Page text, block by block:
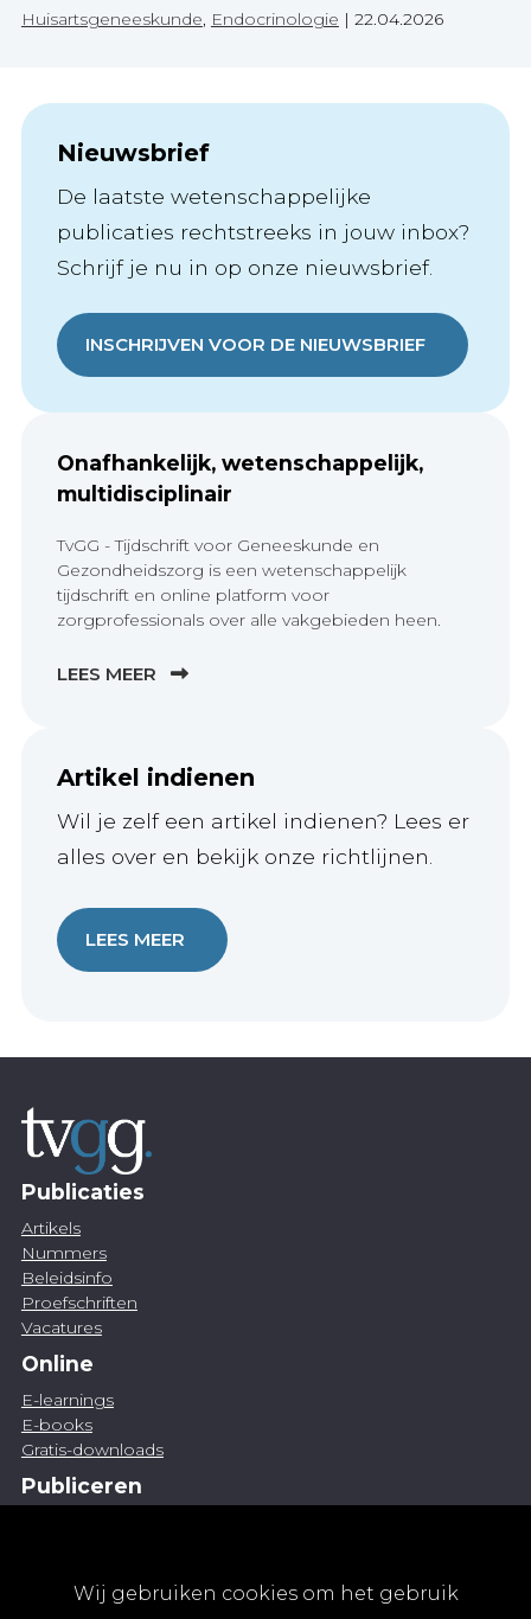
Wij gebruiken cookies om het gebruik
Huisartsgeneeskunde Endocrinologie | 22.04.2026
Nieuwsbrief
De laatste wetenschappelijke
publicaties rechtstreeks in jouw inbox?
Schrijf je nu in op onze nieuwsbrief.
INSCHRIJVEN VOOR DE NIEUWSBRIEF
Onafhankelijk, wetenschappelijk,
multidisciplinair
TvGG - Tijdschrift voor Geneeskunde en
Gezondheidszorg is een wetenschappelijk
tijdschrift en online platform voor
zorgprofessionals over alle vakgebieden heen.
LEES MEER
Artikel indienen
Wil je zelf een artikel indienen? Lees er
alles over en bekijk onze richtlijnen.
LEES MEER
Publicaties
Artikels
Nummers
Beleidsinfo
Proefschriften
Vacatures
Online
E-learnings
E-books
Gratis-downloads
Publiceren
Abonnementen